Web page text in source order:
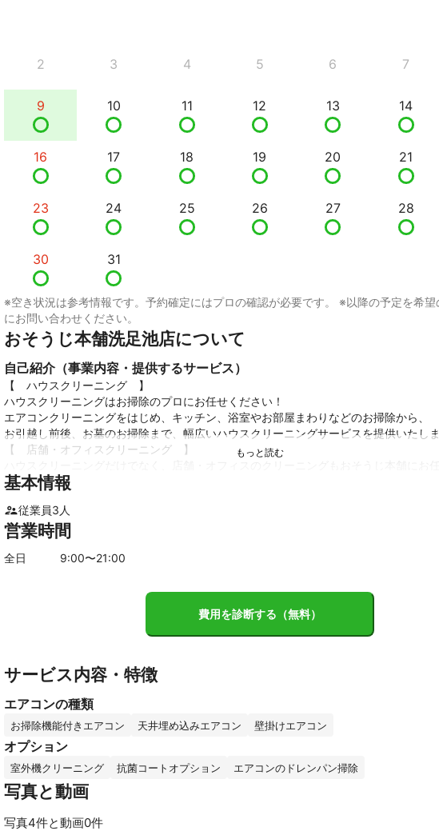
2 3 4 5 6 7
9 10 11 12 13 14
16 17 18 19 20 21
23 24 25 26 27 28
30 31
※空き状況は参考情報です。予約確定にはプロの確認が必要です。 ※以降の予定を希望
にお問い合わせください。
おそうじ本舗洗足池店について
自己紹介（事業内容・提供するサービス）
【　ハウスクリーニング　】
ハウスクリーニングはお掃除のプロにお任せください！
エアコンクリーニングをはじめ、キッチン、浴室やお部屋まわりなどのお掃除から、
お引越し前後、お墓のお掃除まで、幅広いハウスクリーニングサービスを提供いたしま
【　店舗・オフィスクリーニング　】
集客力のあるキレイなお店づくりや、気持ちよく働ける快適なオフィス作りのお手伝い
これまでの実績
ビルメン（清掃業）を7年半経験後、おそうじ本舗開業5年目。エアコンクリーニング
基本情報
従業員3 人
営業時間
全日 9:00〜21:00
費用を診断する（無料）
サービス内容・特徴
エアコンの種類
お掃除機能付きエアコン 天井埋め込みエアコン 壁掛けエアコン
オプション
室外機クリーニング 抗菌コートオプション エアコンのドレンパン掃除
写真と動画
写真4件と動画0件